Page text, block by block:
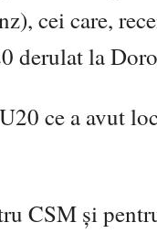
cei care,
derulat la
ce a avut
CSM și